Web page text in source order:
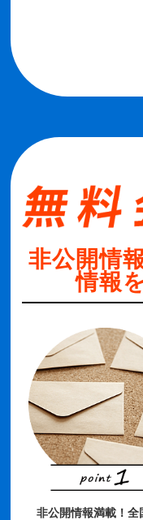
非公開情
情報
非公開情報満載！全